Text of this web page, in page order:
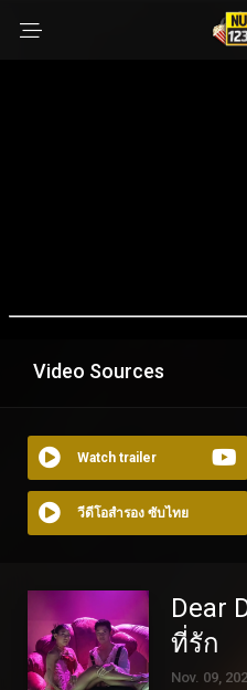
Video Sources
Watch trailer
วีดีโอสำรอง ซับไทย
Dear
ที่รัก
Nov. 09,